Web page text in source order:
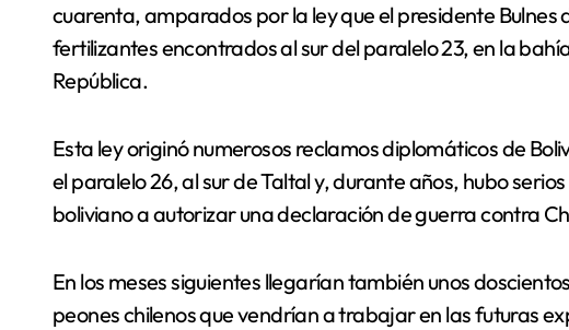
cuarenta, amparados por la ley que el presidente Bulnes
fertilizantes encontrados al sur del paralelo 23, en la
República.
Esta ley originó numerosos reclamos diplomáticos de
el paralelo 26, al sur de Taltal y, durante años, hubo
boliviano a autorizar una declaración de guerra contra
En los meses siguientes llegarían también unos
peones chilenos que vendrían a trabajar en las futuras